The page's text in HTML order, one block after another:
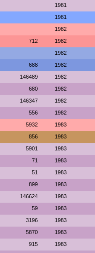
1981
1981
1982
712 1982
1982
688 1982
146489 1982
680 1982
146347 1982
556 1982
5932 1983
856 1983
5901 1983
71 1983
51 1983
899 1983
146624 1983
59 1983
3196 1983
5870 1983
915 1983